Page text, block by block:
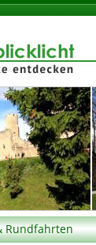
Rundfahrten